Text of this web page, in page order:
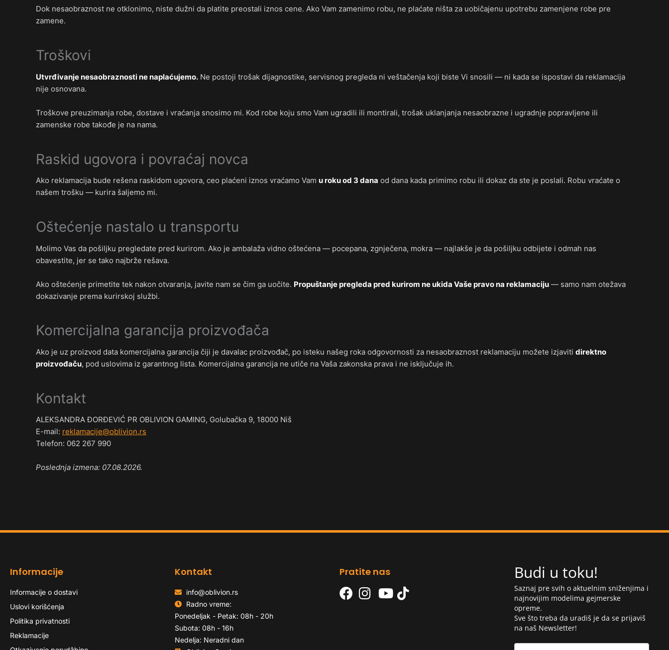
Dok nesaobraznost ne otklonimo, niste dužni da platite preostali iznos cene. Ako Vam zamenimo robu, ne plaćate ništa za uobičajenu upotrebu zamenjene robe pre
zamene.
Troškovi
Utvrđivanje nesaobraznosti ne naplaćujemo. Ne postoji trošak dijagnostike, servisnog pregleda ni veštačenja koji biste Vi snosili — ni kada se ispostavi da reklamacija
nije osnovana.
Troškove preuzimanja robe, dostave i vraćanja snosimo mi. Kod robe koju smo Vam ugradili ili montirali, trošak uklanjanja nesaobrazne i ugradnje popravljene ili
zamenske robe takođe je na nama.
Raskid ugovora i povraćaj novca
Ako reklamacija bude rešena raskidom ugovora, ceo plaćeni iznos vraćamo Vam u roku od 3 dana od dana kada primimo robu ili dokaz da ste je poslali. Robu vraćate o
našem trošku — kurira šaljemo mi.
Oštećenje nastalo u transportu
Molimo Vas da pošiljku pregledate pred kurirom. Ako je ambalaža vidno oštećena — pocepana, zgnječena, mokra — najlakše je da pošiljku odbijete i odmah nas
obavestite, jer se tako najbrže rešava.
Ako oštećenje primetite tek nakon otvaranja, javite nam se čim ga uočite. Propuštanje pregleda pred kurirom ne ukida Vaše pravo na reklamaciju — samo nam otežava
dokazivanje prema kurirskoj službi.
Komercijalna garancija proizvođača
Ako je uz proizvod data komercijalna garancija čiji je davalac proizvođač, po isteku našeg roka odgovornosti za nesaobraznost reklamaciju možete izjaviti direktno
proizvođaču, pod uslovima iz garantnog lista. Komercijalna garancija ne utiče na Vaša zakonska prava i ne isključuje ih.
Kontakt
ALEKSANDRA ĐORĐEVIĆ PR OBLIVION GAMING, Golubačka 9, 18000 Niš
E-mail: reklamacije@oblivion.rs
Telefon: 062 267 990
Poslednja izmena: 07.08.2026.
Informacije
Informacije o dostavi
Uslovi korišćenja
Politika privatnosti
Reklamacije
Kontakt
info@oblivion.rs
Radno vreme:
Ponedeljak - Petak: 08h - 20h
Subota: 08h - 16h
Nedelja: Neradni dan
Pratite nas Budi u toku!
Saznaj pre svih o aktuelnim sniženjima i
najnovijim modelima gejmerske
opreme.
Sve što treba da uradiš je da se prijaviš
na naš Newsletter!